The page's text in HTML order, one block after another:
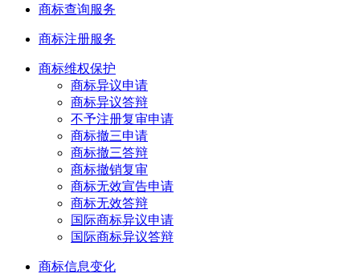
商标查询服务
商标注册服务
商标维权保护
商标异议申请
商标异议答辩
不予注册复审申请
商标撤三申请
商标撤三答辩
商标撤销复审
商标无效宣告申请
商标无效答辩
国际商标异议申请
国际商标异议答辩
商标信息变化